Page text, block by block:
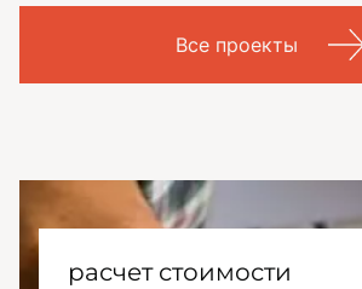
Все проекты
расчет стоимости